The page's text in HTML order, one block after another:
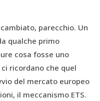
parecchio. Un
qualche primo
cosa fosse uno
ricordano che quel
del mercato europeo
il meccanismo ETS.